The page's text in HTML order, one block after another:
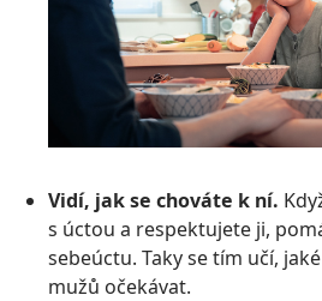
Vidí, jak se chováte k ní.
s úctou a respektujete ji,
sebeúctu. Taky se tím učí,
mužů očekávat.